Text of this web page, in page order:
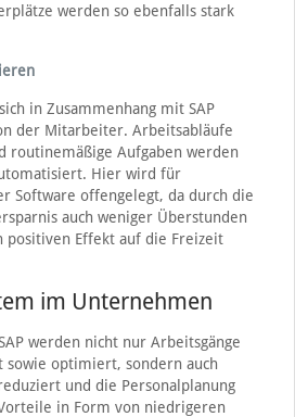
werden so ebenfalls stark
in Zusammenhang mit SAP
der Mitarbeiter. Arbeitsabläufe
routinemäßige Aufgaben werden
Hier wird für
Software offengelegt, da durch die
auch weniger Überstunden
positiven Effekt auf die Freizeit
im Unternehmen
werden nicht nur Arbeitsgänge
optimiert, sondern auch
und die Personalplanung
in Form von niedrigeren